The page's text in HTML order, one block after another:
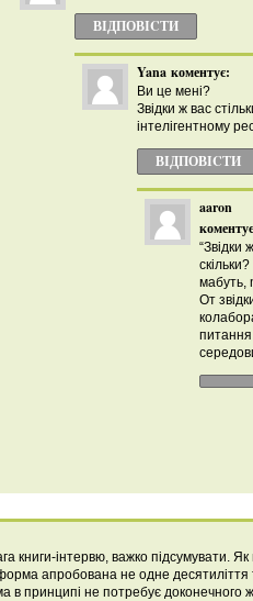
ВІДПОВІCТИ
Yana коментує:
Ви це мені?
Звідки ж вас
інтелігентному
ВІДПОВІCТИ
aaron
“Звідки
мабуть,
От
питання
книги-інтервю, важко підсумувати. Як
апробована не одне десятиліття
в принципі не потребує доконечного